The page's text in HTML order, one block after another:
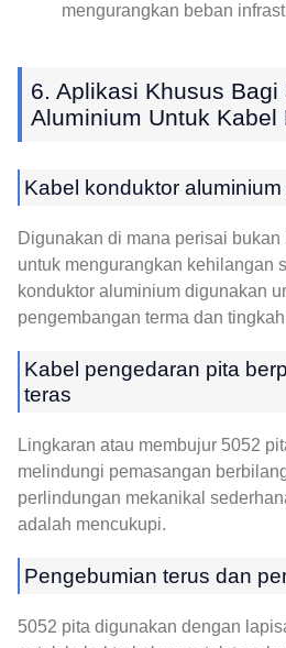
mengurangkan beban
6. Aplikasi Khusus Bagi
Aluminium Untuk Kabel
Kabel konduktor aluminium
Digunakan di mana perisai
untuk mengurangkan kehilangan
konduktor aluminium digunakan
pengembangan terma dan
Kabel pengedaran pita
teras
Lingkaran atau membujur 5052
melindungi pemasangan
perlindungan mekanikal
adalah mencukupi.
Pengebumian terus dan
5052 pita digunakan dengan